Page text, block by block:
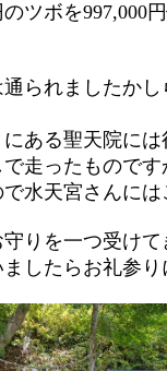
ツボを997,000
通られましたか
にある聖天院に
走ったもので
水天宮さんに
りを一つ受け
したらお礼参